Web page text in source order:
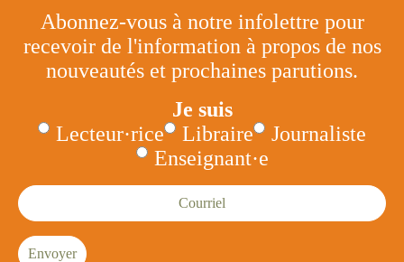
Abonnez-vous à notre infolettre pour
recevoir de l'information à propos de nos
nouveautés et prochaines parutions.
Je suis
Lecteur·rice
Libraire
Journaliste
Enseignant·e
Courriel
Envoyer